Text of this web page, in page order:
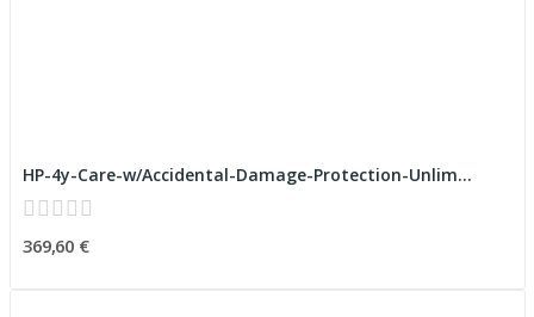
HP-4y-Care-w/Accidental-Damage-Protection-Unlim...
369,60 €